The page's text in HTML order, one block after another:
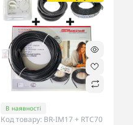
В наявності
Код товару: BR-IM17 + RTC70